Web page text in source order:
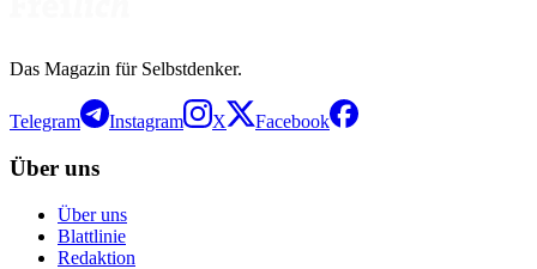
Das Magazin für Selbstdenker.
Telegram Instagram X Facebook
Über uns
Über uns
Blattlinie
Redaktion